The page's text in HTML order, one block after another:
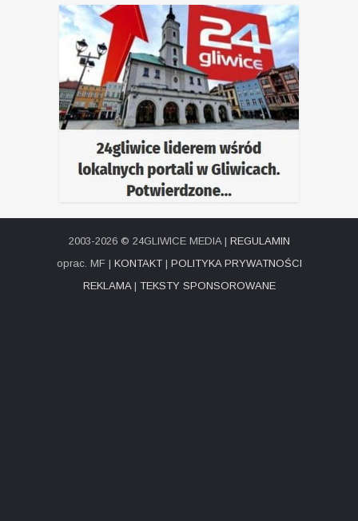
2003-2026 © 24GLIWICE MEDIA | REGULAMIN
oprac. MF | KONTAKT| POLITYKA PRYWATNOŚCI
REKLAMA| TEKSTY SPONSOROWANE